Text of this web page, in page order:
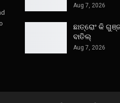
Aug 7, 2026
ଛାତ୍ରୋଂ କି
ବାତିଲ୍
Aug 7, 2026